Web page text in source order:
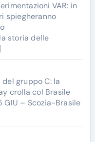
VAR: in
spiegheranno
storia delle
gruppo C: la
crolla col Brasile
GIU – Scozia-Brasile